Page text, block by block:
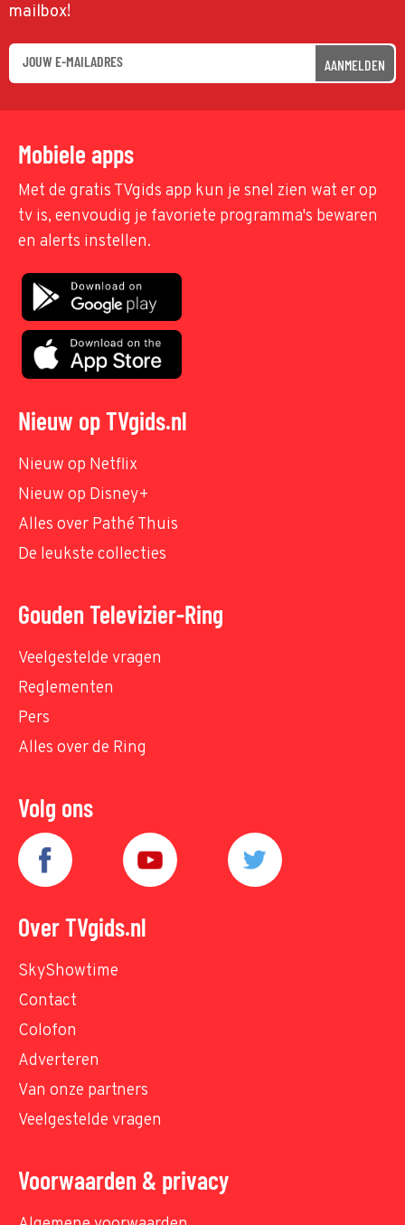
mailbox!
AANMELDEN
Mobiele apps
Met de gratis TVgids app kun je snel zien wat er op
tv is, eenvoudig je favoriete programma's bewaren
en alerts instellen.
Nieuw op TVgids.nl
Nieuw op Netflix
Nieuw op Disney+
Alles over Pathé Thuis
De leukste collecties
Gouden Televizier-Ring
Veelgestelde vragen
Reglementen
Pers
Alles over de Ring
Volg ons
Over TVgids.nl
SkyShowtime
Contact
Colofon
Adverteren
Van onze partners
Veelgestelde vragen
Voorwaarden & privacy